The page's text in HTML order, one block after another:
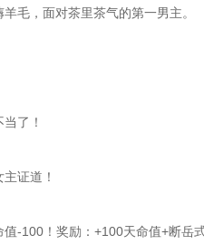
毛，面对茶里茶气的第一男主。
了！
证道！
-100！奖励：+100天命值+断岳